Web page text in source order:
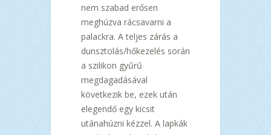
nem szabad erősen
meghúzva rácsavarni a
palackra. A teljes zárás a
dunsztolás/hőkezelés során
a szilikon gyűrű
megdagadásával
következik be, ezek után
elegendő egy kicsit
utánahúzni kézzel. A lapkák